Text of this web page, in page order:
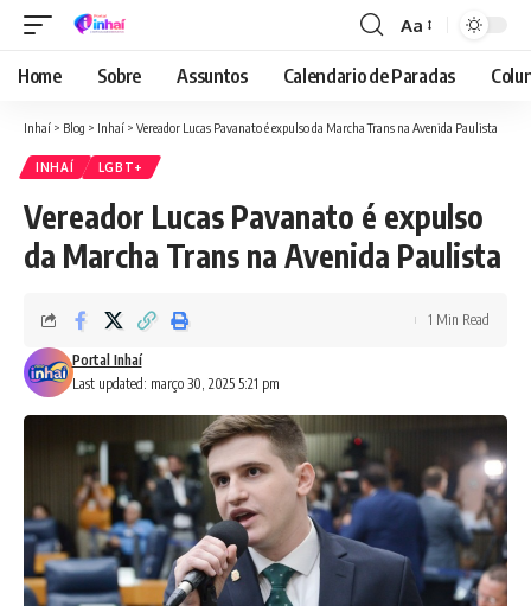
Font
Resizer
Aa
Home Sobre Assuntos Calendario de Paradas
Inhaí > Blog > Inhaí > Vereador Lucas Pavanato é expulso da Marcha Trans na Avenida Paulista
INHAÍ LGBT+
Vereador Lucas Pavanato é expulso
da Marcha Trans na Avenida Paulista
Last updated: março 30, 2025 5:21 pm
Portal Inhaí
1 Min Read